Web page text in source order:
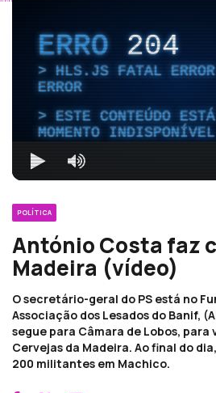
ERRO204
HLS.JS FATAL
ERROR
ESTE CONTEÚDO
MOMENTO INDISPONÍVEL
POLÍTICA
António Costa faz
Madeira (vídeo)
O secretário-geral do PS está no
Associação dos Lesados do Banif,
segue para Câmara de Lobos, para
Cervejas da Madeira. Ao final do
200 militantes em Machico.